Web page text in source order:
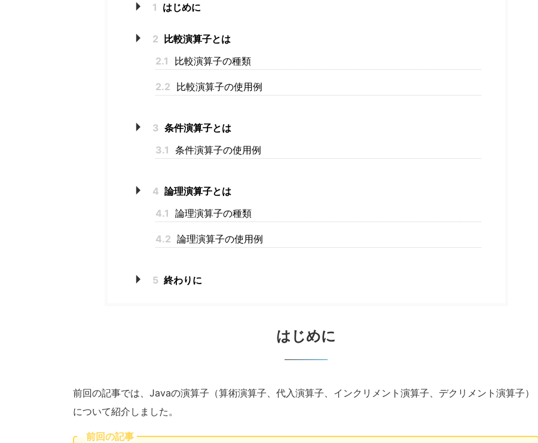
1 はじめに
2 比較演算子とは
2.1
比較演算子の種類
2.2 比較演算子の使用例
3 条件演算子とは
3.1 条件演算子の使用例
4 論理演算子とは
4.1 論理演算子の種類
4.2 論理演算子の使用例
5 終わりに
はじめに
前回の記事では、Javaの演算子（算術演算子、代入演算子、インクリメント演算子、デクリメント演算子）
について紹介しました。
前回の記事